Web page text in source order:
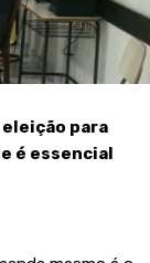
para
é essencial